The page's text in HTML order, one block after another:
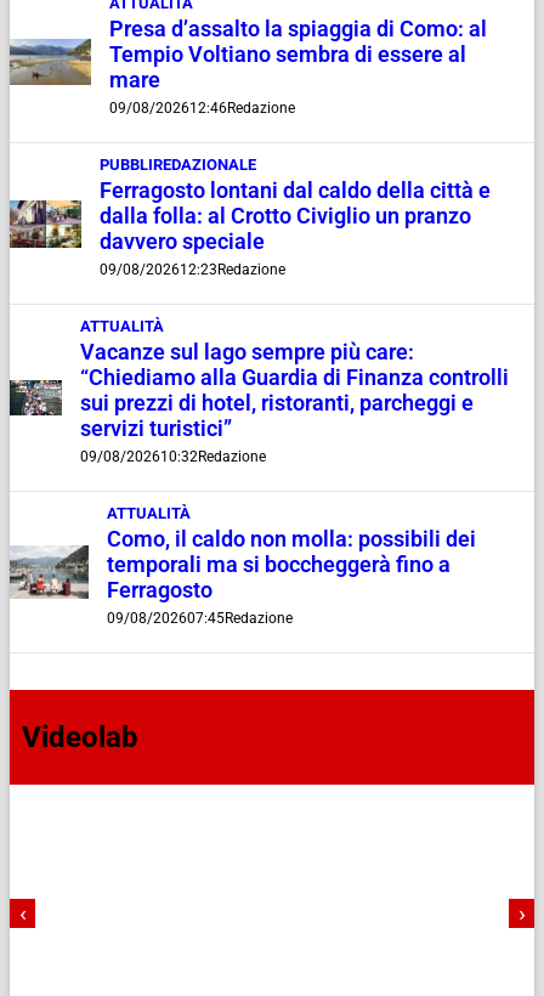
Presa d’assalto la spiaggia di Como: al
Tempio Voltiano sembra di essere al
mare
09/08/202612:46Redazione
PUBBLIREDAZIONALE
Ferragosto lontani dal caldo della città e
dalla folla: al Crotto Civiglio un pranzo
davvero speciale
09/08/202612:23 Redazione
ATTUALITÀ
Vacanze sul lago sempre più care:
“Chiediamo alla Guardia di Finanza controlli
sui prezzi di hotel, ristoranti, parcheggi e
servizi turistici”
09/08/202610:32Redazione
ATTUALITÀ
Como, il caldo non molla: possibili dei
temporali ma si boccheggerà fino a
Ferragosto
09/08/202607:45Redazione
Videolab
‹ ›